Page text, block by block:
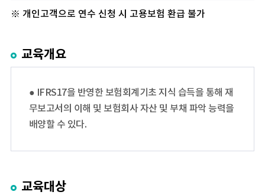
※ 개인고객으로 연수 신청 시 고용보험 환급 불가
교육개요
● IFRS17을 반영한 보험회계기초 지식 습득을 통해 재
무보고서의 이해 및 보험회사 자산 및 부채 파악 능력을
배양할 수 있다.
교육대상